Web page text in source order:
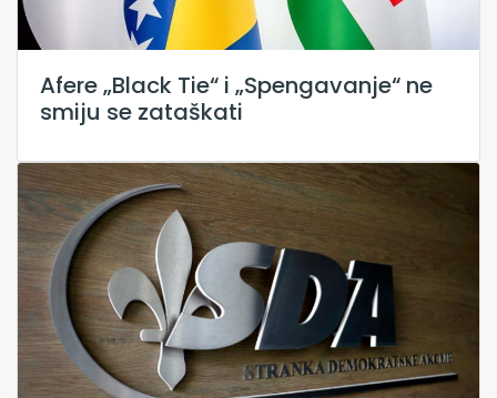
Afere „Black Tie“ i „Spengavanje“ ne
smiju se zataškati